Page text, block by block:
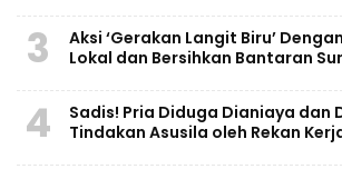
3
Aksi ‘Gerakan Langit Biru’
Lokal dan Bersihkan Bantaran
4
Sadis! Pria Diduga Dianiaya dan
Tindakan Asusila oleh Rekan